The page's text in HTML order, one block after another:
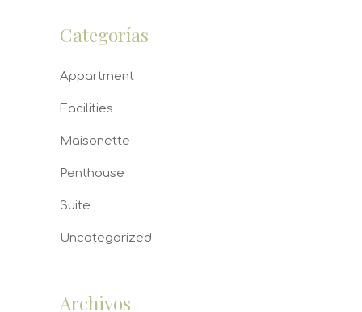
Categorías
Appartment
Facilities
Maisonette
Penthouse
Suite
Uncategorized
Archivos